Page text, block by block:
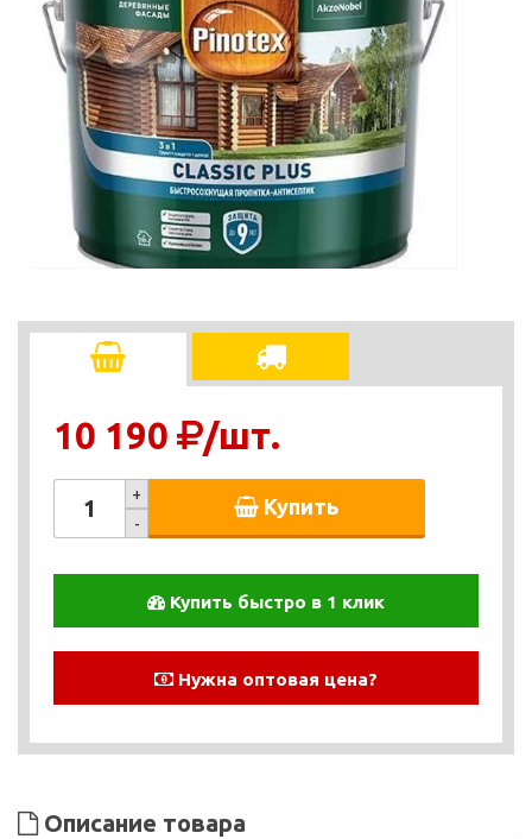
10 190 /шт.
+
-
Купить
Купить быстро в 1 клик
Нужна оптовая цена?
Описание товара